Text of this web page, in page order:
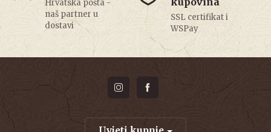
Hrvatska pošta -
naš partner u
dostavi
SSL certifikat i
WSPay